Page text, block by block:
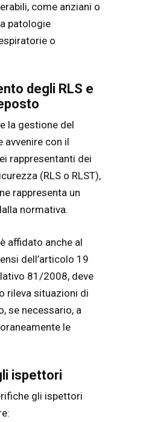
come anziani o
patologie
o
degli RLS e
la gestione del
avvenire con il
rappresentanti dei
(RLS o RLST),
rappresenta un
normativa.
affidato anche al
dell’articolo 19
81/2008, deve
rileva situazioni di
se necessario, a
le
ispettori
gli ispettori